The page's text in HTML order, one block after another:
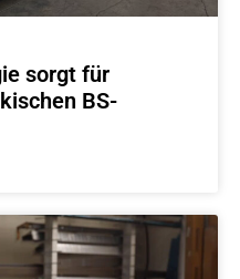
sorgt für
BS-